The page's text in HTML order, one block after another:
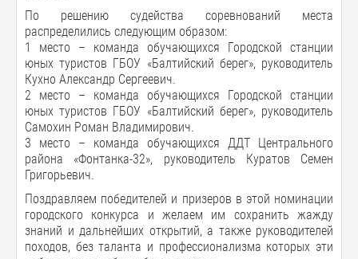
По решению судейства соревнований места
распределились следующим образом:
1 место – команда обучающихся Городской станции
юных туристов ГБОУ «Балтийский берег», руководитель
Кухно Александр Сергеевич.
2 место – команда обучающихся Городской станции
юных туристов ГБОУ «Балтийский берег», руководитель
Самохин Роман Владимирович.
3 место – команда обучающихся ДДТ Центрального
района «Фонтанка-32», руководитель Куратов Семен
Григорьевич.
Поздравляем победителей и призеров в этой номинации
городского конкурса и желаем им сохранить жажду
знаний и дальнейших открытий, а также руководителей
походов, без таланта и профессионализма которых эти